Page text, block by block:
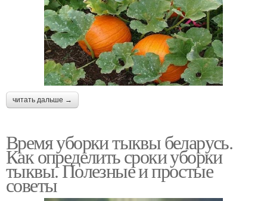
читать дальше →
Время уборки тыквы беларусь.
Как определить сроки уборки
тыквы. Полезные и простые
советы